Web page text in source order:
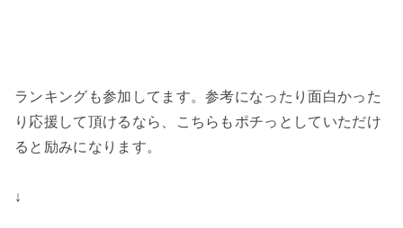
ランキングも参加してます。参考になったり面白かった
り応援して頂けるなら、こちらもポチっとしていただけ
ると励みになります。
↓